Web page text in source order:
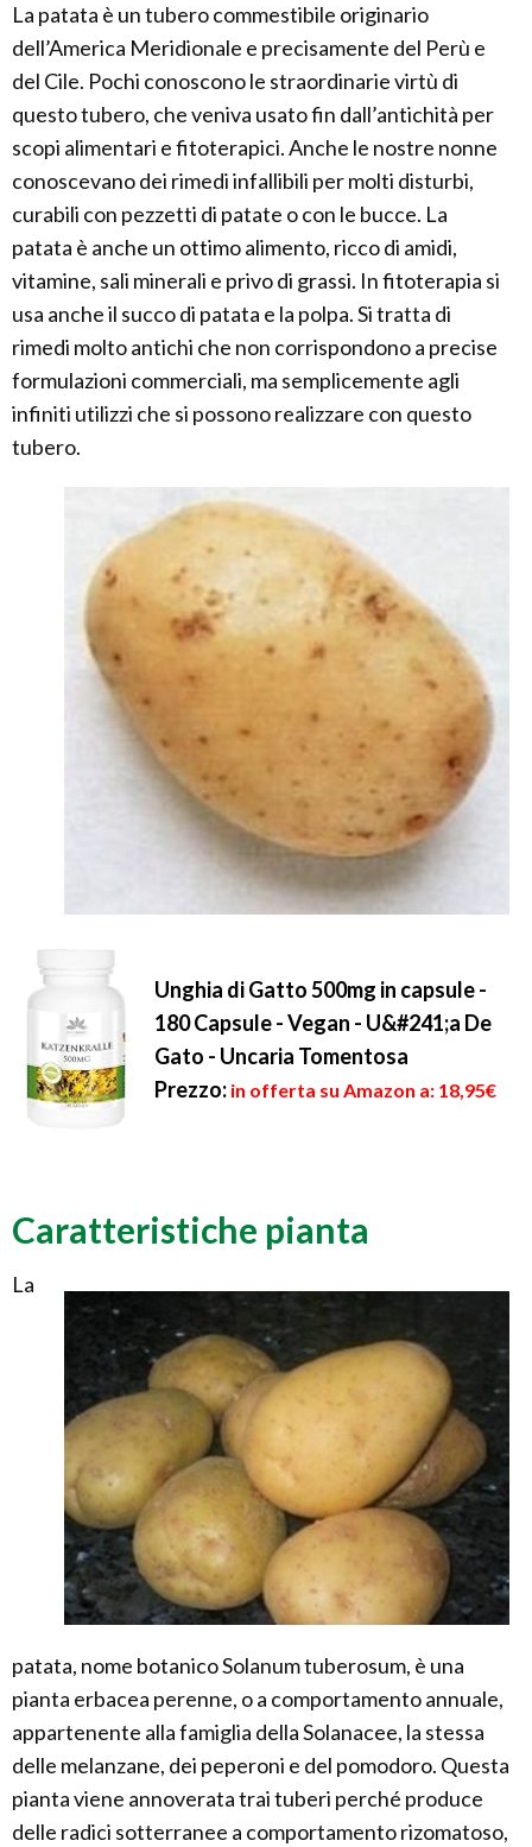
La patata è un tubero commestibile originario
dell’America Meridionale e precisamente del Perù e
del Cile. Pochi conoscono le straordinarie virtù di
questo tubero, che veniva usato fin dall’antichità per
scopi alimentari e fitoterapici. Anche le nostre nonne
conoscevano dei rimedi infallibili per molti disturbi,
curabili con pezzetti di patate o con le bucce. La
patata è anche un ottimo alimento, ricco di amidi,
vitamine, sali minerali e privo di grassi. In fitoterapia si
usa anche il succo di patata e la polpa. Si tratta di
rimedi molto antichi che non corrispondono a precise
formulazioni commerciali, ma semplicemente agli
infiniti utilizzi che si possono realizzare con questo
tubero.
Unghia di Gatto 500mg in capsule -
180 Capsule - Vegan - U&#241;a De
Gato - Uncaria Tomentosa
Prezzo: in offerta su Amazon a: 18,95€
Caratteristiche pianta
La
patata, nome botanico Solanum tuberosum, è una
pianta erbacea perenne, o a comportamento annuale,
appartenente alla famiglia della Solanacee, la stessa
delle melanzane, dei peperoni e del pomodoro. Questa
pianta viene annoverata trai tuberi perché produce
delle radici sotterranee a comportamento rizomatoso,